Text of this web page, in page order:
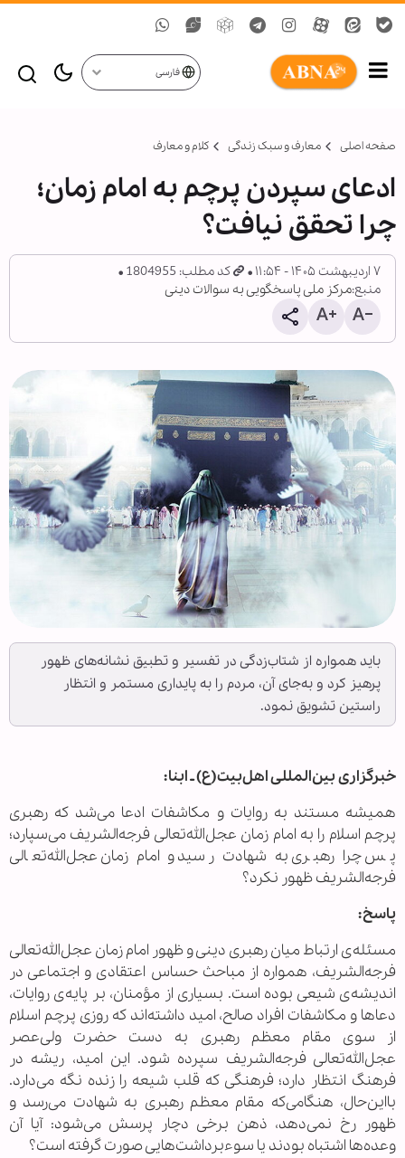
فارسی
صفحه اصلی معارف و سبک زندگی کلام و معارف
ادعای سپردن پرچم به امام زمان؛
چرا تحقق نیافت؟
۷ اردیبهشت ۱۴۰۵ - ۱۱:۵۴
کد مطلب: 1804955
منبع:مرکز ملی پاسخگویی به سوالات دینی
باید همواره از شتاب‌زدگی در تفسیر و تطبیق نشانه‌های ظهور
پرهیز کرد و به‌جای آن، مردم را به پایداری مستمر و انتظار
راستین تشویق نمود.
خبرگزاری بین‌المللی اهل‌بیت(ع) ـ ابنا:
همیشه مستند به روایات و مکاشفات ادعا می‌شد که رهبری
پرچم اسلام را به امام زمان عجل‌الله‌تعالی فرجه‌الشریف می‌سپارد؛
پس چرا رهبری به شهادت رسید و امام زمان عجل‌الله‌تعالی
فرجه‌الشریف ظهور نکرد؟
پاسخ:
مسئله‌ی ارتباط میان رهبری دینی و ظهور امام زمان عجل‌الله‌تعالی
فرجه‌الشریف، همواره از مباحث حساس اعتقادی و اجتماعی در
اندیشه‌ی شیعی بوده است. بسیاری از مؤمنان، بر پایه‌ی روایات،
دعاها و مکاشفات افراد صالح، امید داشته‌اند که روزی پرچم اسلام
از سوی مقام معظم رهبری به دست حضرت ولی‌عصر
عجل‌الله‌تعالی فرجه‌الشریف سپرده شود. این امید، ریشه در
فرهنگ انتظار دارد؛ فرهنگی که قلب شیعه را زنده نگه می‌دارد.
بااین‌حال، هنگامی‌که مقام معظم رهبری به شهادت می‌رسد و
ظهور رخ نمی‌دهد، ذهن برخی دچار پرسش می‌شود: آیا آن
وعده‌ها اشتباه بودند یا سوءبرداشت‌هایی صورت گرفته است؟